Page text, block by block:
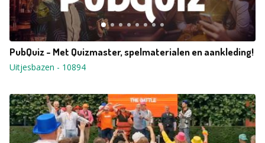
PubQuiz - Met Quizmaster, spelmaterialen en aankleding!
Uitjesbazen - 10894